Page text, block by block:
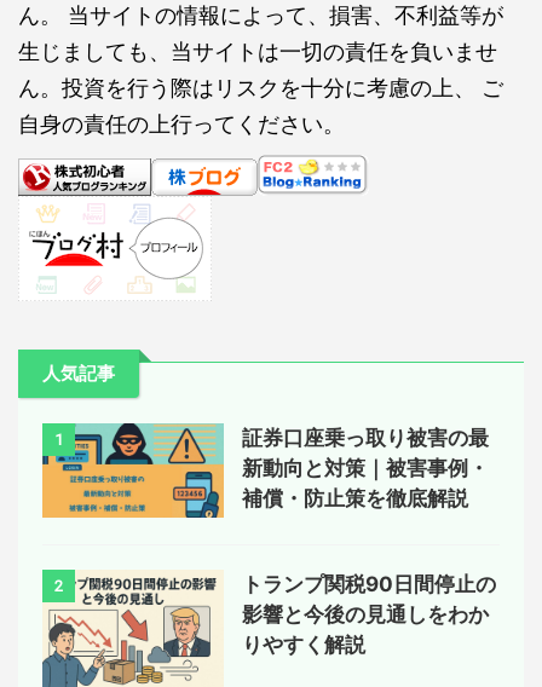
ん。 当サイトの情報によって、損害、不利益等が
生じましても、当サイトは一切の責任を負いませ
ん。投資を行う際はリスクを十分に考慮の上、 ご
自身の責任の上行ってください。
人気記事
1
証券口座乗っ取り被害の最
新動向と対策｜被害事例・
補償・防止策を徹底解説
2
トランプ関税90日間停止の
影響と今後の見通しをわか
りやすく解説